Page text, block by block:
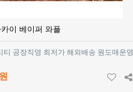
이 베이퍼 와플
공장직영 최저가 해외배송 원도매운영